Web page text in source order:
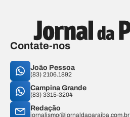
Contate-nos
João Pessoa
(83) 2106.1892
Campina Grande
(83) 3315-3204
Redação
jornalismo@jornaldaparaiba.com.br